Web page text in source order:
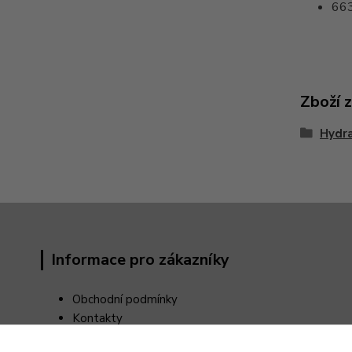
Zboží
Informace pro zákazníky
Obchodní podmínky
Kontakty